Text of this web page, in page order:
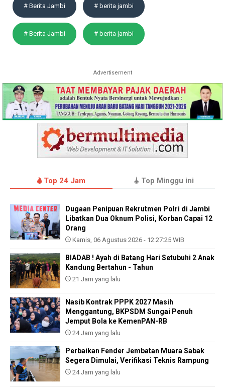
# Berita Jambi # berita jambi
# Berita Jambi # berita jambi
Advertisement
Top 24 Jam Top Minggu ini
Dugaan Penipuan Rekrutmen Polri di Jambi
Libatkan Dua Oknum Polisi, Korban Capai 12
Orang
Kamis, 06 Agustus 2026 - 12:27:25 WIB
BIADAB ! Ayah di Batang Hari Setubuhi 2 Anak
Kandung Bertahun - Tahun
21 Jam yang lalu
Nasib Kontrak PPPK 2027 Masih
Menggantung, BKPSDM Sungai Penuh
Jemput Bola ke KemenPAN-RB
24 Jam yang lalu
Perbaikan Fender Jembatan Muara Sabak
Segera Dimulai, Verifikasi Teknis Rampung
24 Jam yang lalu